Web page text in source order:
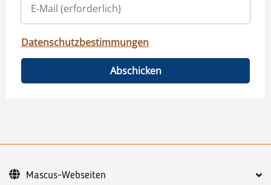
Datenschutzbestimmungen
Abschicken
Mascus-Webseiten